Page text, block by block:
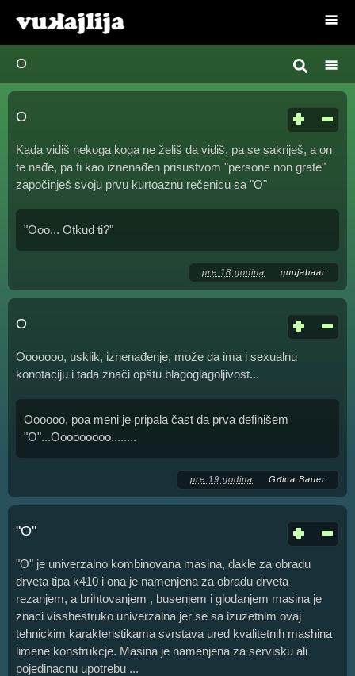
O
O
Kada vidiš nekoga koga ne želiš da vidiš, pa se sakriješ, a on
te nađe, pa ti kao iznenađen prisustvom "persone non grate"
započinješ svoju prvu kurtoaznu rečenicu sa "O"
"Ooo... Otkud ti?"
pre 18 godina quujabaar
O
Ooooooo, usklik, iznenađenje, može da ima i sexualnu
konotaciju i tada znači opštu blagoglagoljivost...
Oooooo, poa meni je pripala čast da prva definišem
"O"...Ooooooooo........
pre 19 godina Gđica Bauer
"O"
"O" je univerzalno kombinovana masina, dakle za obradu
drveta tipa k410 i ona je namenjena za obradu drveta
rezanjem, a brihtovanjem , busenjem i glodanjem masina je
znaci visshestruko univerzalna jer se sa izuzetnim ovaj
tehnickim karakteristikama svrstava ured kvalitetnih mashina
limene konstrukcje. Masina je namenjena za servisku ali
pojedinacnu upotrebu ...